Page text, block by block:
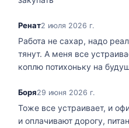
Ренат2 июля 2026 г.
Работа не сахар, надо
тянут. А меня все
коплю потихоньку на
Боря29 июня 2026 г.
Тоже все устраивает, и
и оплачивают дорогу,